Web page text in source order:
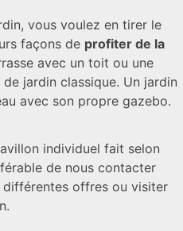
vous voulez en tirer le
façons de profiter de la
avec un toit ou une
jardin classique. Un jardin
avec son propre gazebo.
individuel fait selon
de nous contacter
différentes offres ou visiter